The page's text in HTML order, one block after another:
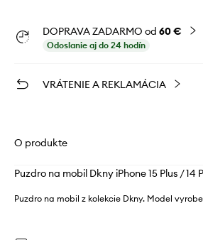
DOPRAVA ZADARMO od 60 €
Odoslanie aj do 24 hodín
VRÁTENIE A REKLAMÁCIA
O produkte
Puzdro na mobil Dkny iPhone 15 Plus / 14
Puzdro na mobil z kolekcie Dkny. Model